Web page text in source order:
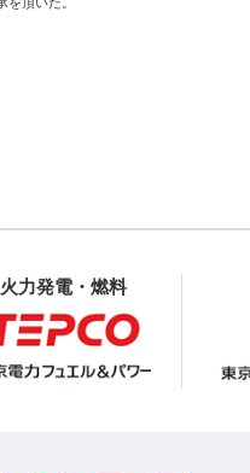
火力発電・燃料